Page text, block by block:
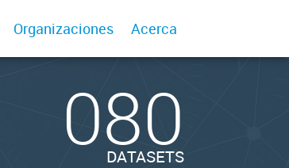
Organizaciones Acerca
080
DATASETS